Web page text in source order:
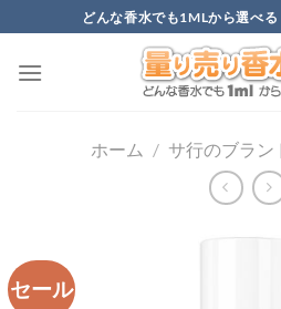
to
content
どんな香水でも1MLから選べ
ホーム / サ行のブラン
セール